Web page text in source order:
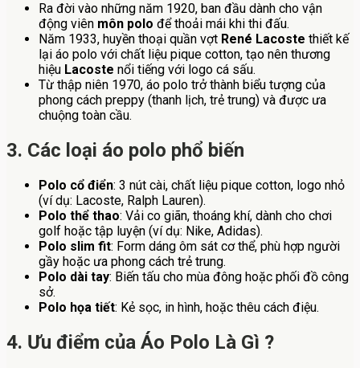
Ra đời vào những năm 1920, ban đầu dành cho vận
động viên môn polo để thoải mái khi thi đấu.
Năm 1933, huyền thoại quần vợt René Lacoste thiết kế
lại áo polo với chất liệu pique cotton, tạo nên thương
hiệu Lacoste nổi tiếng với logo cá sấu.
Từ thập niên 1970, áo polo trở thành biểu tượng của
phong cách preppy (thanh lịch, trẻ trung) và được ưa
chuộng toàn cầu.
3. Các loại áo polo phổ biến
Polo cổ điển: 3 nút cài, chất liệu pique cotton, logo nhỏ
(ví dụ: Lacoste, Ralph Lauren).
Polo thể thao: Vải co giãn, thoáng khí, dành cho chơi
golf hoặc tập luyện (ví dụ: Nike, Adidas).
Polo slim fit: Form dáng ôm sát cơ thể, phù hợp người
gầy hoặc ưa phong cách trẻ trung.
Polo dài tay: Biến tấu cho mùa đông hoặc phối đồ công
sở.
Polo họa tiết: Kẻ sọc, in hình, hoặc thêu cách điệu.
4. Ưu điểm của Áo Polo Là Gì ?